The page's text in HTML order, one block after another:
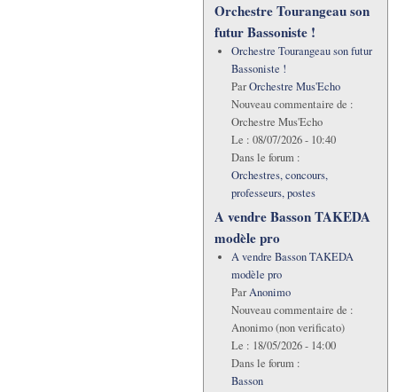
Orchestre Tourangeau son
futur Bassoniste !
Orchestre Tourangeau son futur
Bassoniste !
ParOrchestre Mus'Echo
Nouveau commentaire de :
Orchestre Mus'Echo
Le : 08/07/2026 - 10:40
Dans le forum :
Orchestres, concours,
professeurs, postes
A vendre Basson TAKEDA
modèle pro
A vendre Basson TAKEDA
modèle pro
ParAnonimo
Nouveau commentaire de :
Anonimo (non verificato)
Le : 18/05/2026 - 14:00
Dans le forum :
Basson